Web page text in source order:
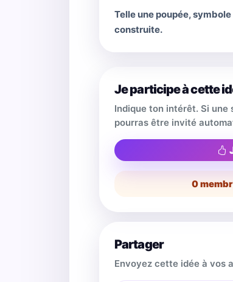
Telle une poupée,
construite.
Je participe à cette
Indique ton intérêt. Si une
pourras être invité
0
Partager
Envoyez cette idée à vos